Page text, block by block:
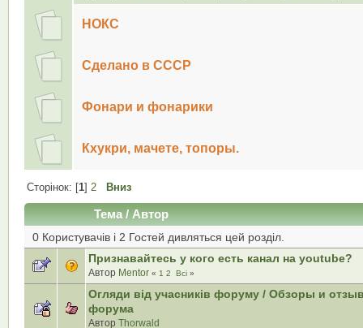
НОКС
Сделано в СССР
Фонари и фонарики
Кхукри, мачете, топоры.
Сторінок: [1] 2 Вниз
Тема/Автор
0 Користувачів і 2 Гостей дивляться цей розділ.
Признавайтесь у кого есть канал на youtube?
Автор Mentor « 1 2 Всі »
Огляди від учасників форуму / Обзоры и
форума
Автор Thorwald